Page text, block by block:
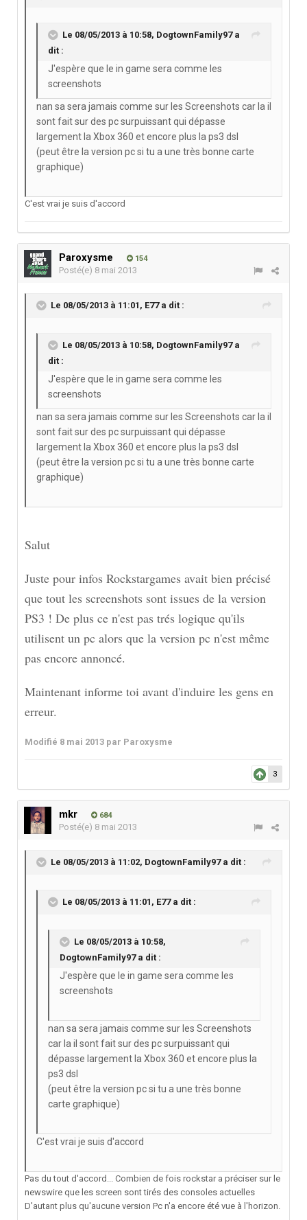
Le 08/05/2013 à 10:58, DogtownFamily97 a
dit :
J'espère que le in game sera comme les
screenshots
nan sa sera jamais comme sur les Screenshots car la il
sont fait sur des pc surpuissant qui dépasse
largement la Xbox 360 et encore plus la ps3 dsl
(peut être la version pc si tu a une très bonne carte
graphique)
C'est vrai je suis d'accord
Paroxysme 154
Posté(e) 8 mai 2013
Le 08/05/2013 à 11:01, E77 a dit :
Le 08/05/2013 à 10:58, DogtownFamily97 a
dit :
J'espère que le in game sera comme les
screenshots
nan sa sera jamais comme sur les Screenshots car la il
sont fait sur des pc surpuissant qui dépasse
largement la Xbox 360 et encore plus la ps3 dsl
(peut être la version pc si tu a une très bonne carte
graphique)
Salut
Juste pour infos Rockstargames avait bien précisé
que tout les screenshots sont issues de la version
PS3 ! De plus ce n'est pas trés logique qu'ils
utilisent un pc alors que la version pc n'est même
pas encore annoncé.
Maintenant informe toi avant d'induire les gens en
erreur.
Modifié 8 mai 2013 par Paroxysme
3
mkr 684
Posté(e) 8 mai 2013
Le 08/05/2013 à 11:02, DogtownFamily97 a dit :
Le 08/05/2013 à 11:01, E77 a dit :
Le 08/05/2013 à 10:58,
DogtownFamily97 a dit :
J'espère que le in game sera comme les
screenshots
nan sa sera jamais comme sur les Screenshots
car la il sont fait sur des pc surpuissant qui
dépasse largement la Xbox 360 et encore plus la
ps3 dsl
(peut être la version pc si tu a une très bonne
carte graphique)
C'est vrai je suis d'accord
Pas du tout d'accord... Combien de fois rockstar a préciser sur le
newswire que les screen sont tirés des consoles actuelles
D'autant plus qu'aucune version Pc n'a encore été vue à l'horizon.